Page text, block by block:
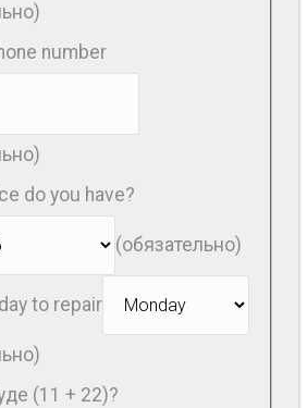
number
do you have?
(обязательно)
to repair
(11 + 22)?